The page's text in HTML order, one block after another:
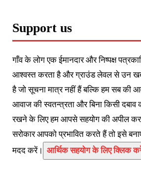
Support us
गाँव के लोग एक ईमानदार और निष्पक्ष
आश्वस्त करता है और ग्राउंड लेवल से उन
है जो सूचना मात्र नहीं हैं बल्कि हम सब की
आवाज की स्वतन्त्रता और बिना किसी दबाव
रखने के लिए हम आपसे सहयोग की अपील
सरोकार आपको प्रभावित करते हैं तो इसे
मदद करें। आर्थिक सहयोग के लिए क्लिक